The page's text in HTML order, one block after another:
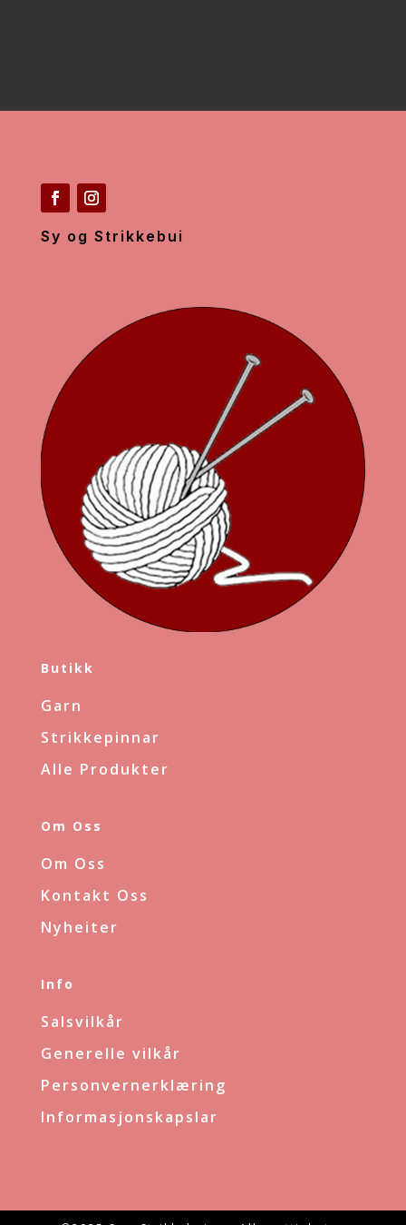
Sy og Strikkebui
Butikk
Garn
Strikkepinnar
Alle Produkter
Om Oss
Om Oss
Kontakt Oss
Nyheiter
Info
Salsvilkår
Generelle vilkår
Personvernerklæring
Informasjonskapslar